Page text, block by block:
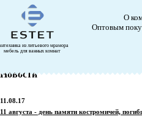
из литьевого мрамора
мебель для ванных комнат
О
Оптовым
Новости
11.08.17
11 августа - день памяти костромичей,